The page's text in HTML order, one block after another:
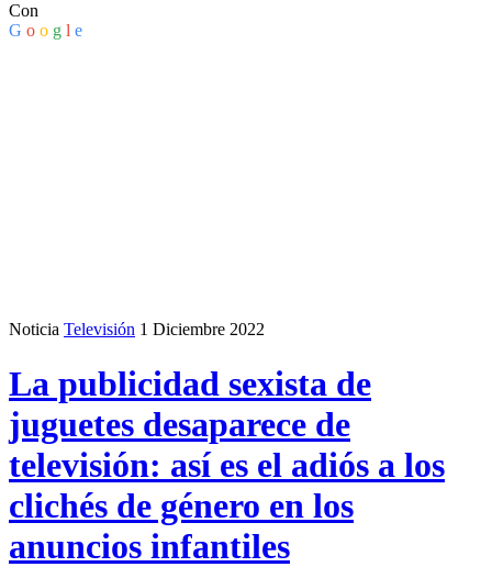
Con
G o o g l e
Noticia Televisión 1 Diciembre 2022
La publicidad sexista de
juguetes desaparece de
televisión: así es el adiós a los
clichés de género en los
anuncios infantiles